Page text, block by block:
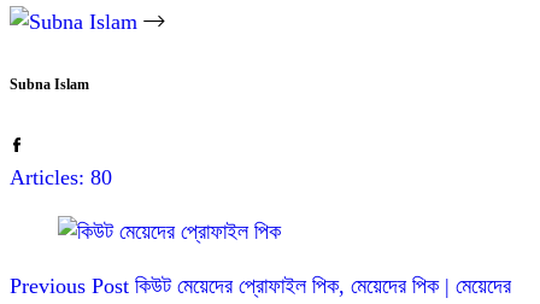
Subna Islam
Articles: 80
Previous Post কিউট মেয়েদের প্রোফাইল পিক, মেয়েদের পিক | মেয়েদের